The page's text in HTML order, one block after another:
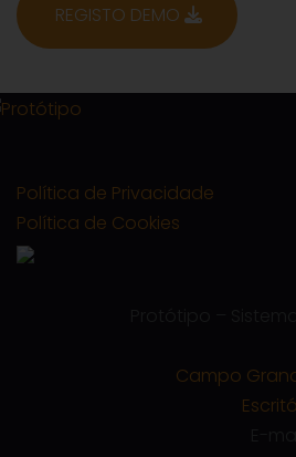
REGISTO DEMO
Política de Privacidade
Política de Cookies
Campo